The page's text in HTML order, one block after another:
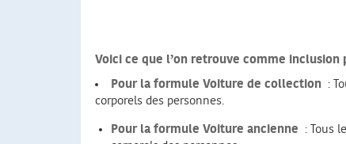
Voici ce que l’on retrouve comme
Pour la formule Voiture de collection :
corporels des personnes.
Pour la formule Voiture ancienne : Tous